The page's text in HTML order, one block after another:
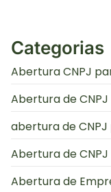
Categorias
Abertura CNPJ
Abertura de CNPJ
abertura de
Abertura de
Abertura de